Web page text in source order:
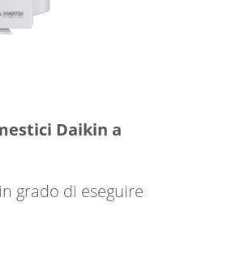
Daikin a
grado di eseguire